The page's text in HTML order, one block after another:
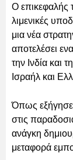
Ο επικεφαλής
λιμενικές
μια νέα
αποτελέσει
την Ινδία
Ισραήλ και
Όπως εξήγησε,
στις
ανάγκη
μεταφορά